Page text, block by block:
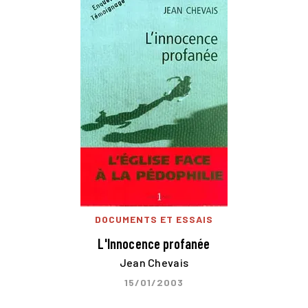
DOCUMENTS ET ESSAIS
L'Innocence profanée
Jean Chevais
15/01/2003